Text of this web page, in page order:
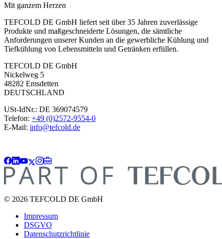
Mit ganzem Herzen
TEFCOLD DE GmbH liefert seit über 35 Jahren zuverlässige
Produkte und maßgeschneiderte Lösungen, die sämtliche
Anforderungen unserer Kunden an die gewerbliche Kühlung und
Tiefkühlung von Lebensmitteln und Getränken erfüllen.
TEFCOLD DE GmbH
Nickelweg 5
48282 Emsdetten
DEUTSCHLAND
USt-IdNr.: DE 369074579
Telefon: +49 (0)2572-9554-0
E-Mail: info@tefcold.de
© 2026 TEFCOLD DE GmbH
Impressum
DSGVO
Datenschutzrichtlinie